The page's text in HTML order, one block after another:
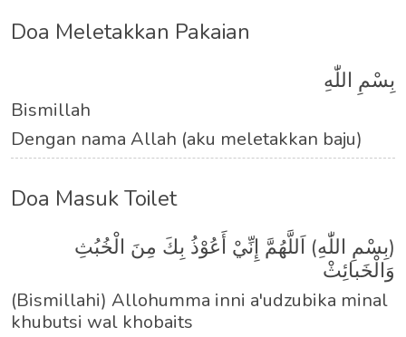
Doa Meletakkan Pakaian
بِسْمِ اللّٰهِ
Bismillah
Dengan nama Allah (aku meletakkan baju)
Doa Masuk Toilet
(بِسْمِ اللّٰهِ) اَللَّهُمَّ إِنِّيْ أَعُوْذُ بِكَ مِنَ الْخُبُثِ
وَالْخَبائِثْ
(Bismillahi) Allohumma inni a'udzubika minal
khubutsi wal khobaits